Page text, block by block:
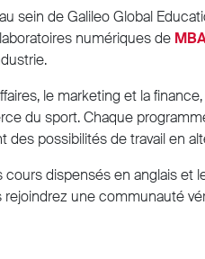
sein de Galileo Global
numériques de
le marketing et la
du sport. Chaque
des possibilités de travail en
dispensés en anglais et
une communauté